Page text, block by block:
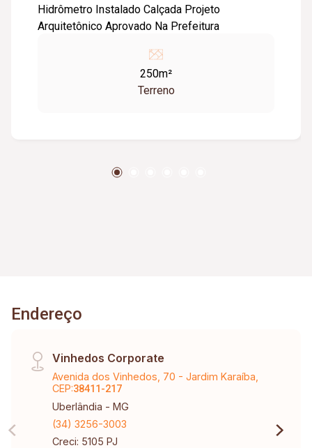
Hidrômetro Instalado Calçada Projeto
Arquitetônico Aprovado Na Prefeitura
250m²
Terreno
Endereço
Vinhedos Corporate
Avenida dos Vinhedos, 70 - Jardim Karaíba,
CEP:38411-217
Uberlândia - MG
(34) 3256-3003
Creci: 5105 PJ